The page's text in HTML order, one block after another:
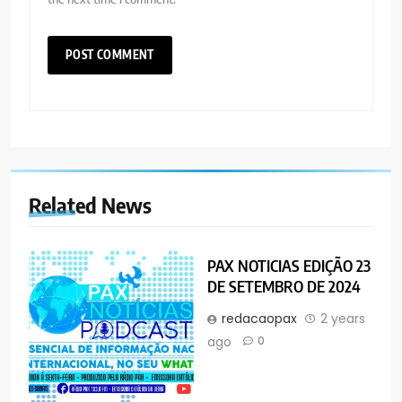
Related News
PAX NOTICIAS EDIÇÃO 23
DE SETEMBRO DE 2024
redacaopax
2 years
ago
0